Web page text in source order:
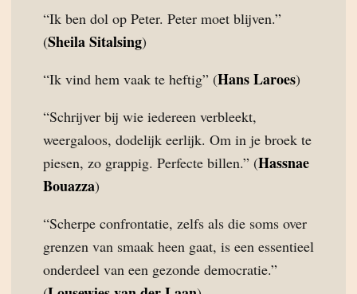
“Ik ben dol op Peter. Peter moet blijven.”
(Sheila Sitalsing)
“Ik vind hem vaak te heftig” (Hans Laroes)
“Schrijver bij wie iedereen verbleekt,
weergaloos, dodelijk eerlijk. Om in je broek te
piesen, zo grappig. Perfecte billen.” (Hassnae
Bouazza)
“Scherpe confrontatie, zelfs als die soms over
grenzen van smaak heen gaat, is een essentieel
onderdeel van een gezonde democratie.”